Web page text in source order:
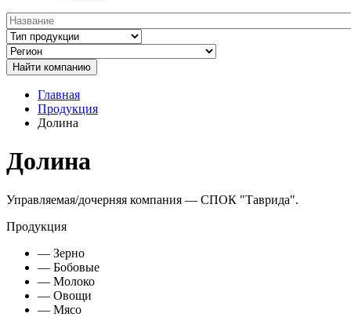
Главная
Продукция
Долина
Долина
Управляемая/дочерняя компания — СПОК "Таврида".
Продукция
— Зерно
— Бобовые
— Молоко
— Овощи
— Мясо